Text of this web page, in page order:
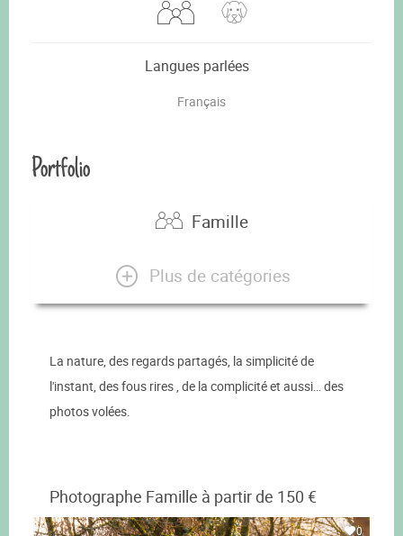
Langues parlées
Français
Portfolio
Famille
Plus de catégories
La nature, des regards partagés, la simplicité de
l'instant, des fous rires , de la complicité et aussi… des
photos volées.
Photographe Famille à partir de 150 €
0